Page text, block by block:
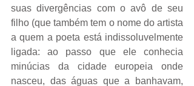
suas divergências com o avô de seu
filho (que também tem o nome do artista
a quem a poeta está indissoluvelmente
ligada: ao passo que ele conhecia
minúcias da cidade europeia onde
nasceu, das águas que a banhavam,